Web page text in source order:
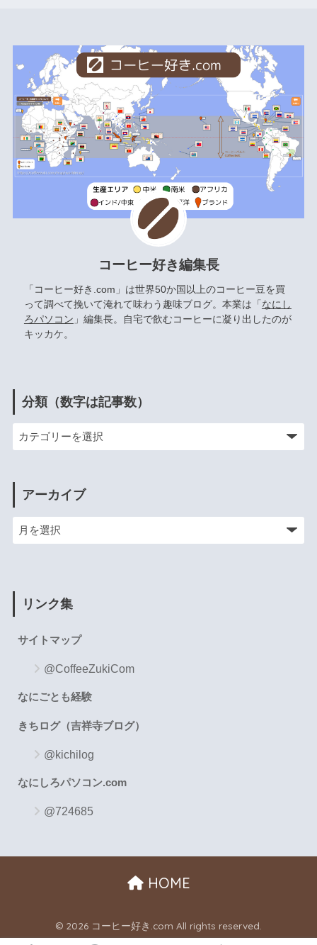
コーヒー好き編集長
「コーヒー好き.com」は世界50か国以上のコーヒー豆を買
って調べて挽いて淹れて味わう趣味ブログ。本業は「なにし
ろパソコン 」編集長。自宅で飲むコーヒーに凝り出したのが
キッカケ。
分類（数字は記事数）
アーカイブ
リンク集
サイトマップ
@CoffeeZukiCom
なにごとも経験
きちログ（吉祥寺ブログ）
@kichilog
なにしろパソコン.com
@724685
HOME
© 2026 コーヒー好き.com All rights reserved.